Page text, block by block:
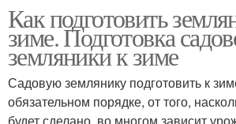
земляникой
Уход за мелкоплодной
земляникой
Как подготовить
зиме. Подготовка
земляники к зиме
Садовую землянику подготовить к
обязательном порядке, от того,